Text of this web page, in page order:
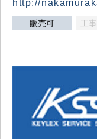
http://
販売可 工